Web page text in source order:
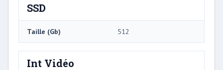
SSD
Taille (Gb) 512
Int Vidéo